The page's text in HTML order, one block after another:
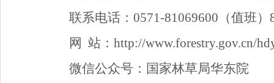
联系电话：0571-81069600（值班
网 站：http://www.forestry.gov.cn/
微信公众号：国家林草局华东院